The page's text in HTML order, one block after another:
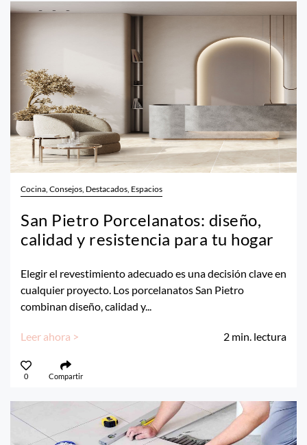
Cocina, Consejos, Destacados, Espacios
San Pietro Porcelanatos: diseño,
calidad y resistencia para tu hogar
Elegir el revestimiento adecuado es una decisión clave en
cualquier proyecto. Los porcelanatos San Pietro
combinan diseño, calidad y...
Leer ahora > 2 min. lectura
0 Compartir